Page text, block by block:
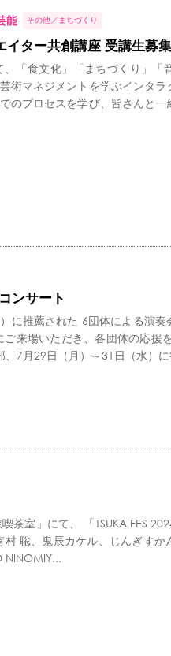
能 その他 まちづくり
イター共創講座 受講生募集
「食文化」「まちづくり」「
マネジメントを学ぶインタラ
のプロセスを学び、皆さんと
ンサート
に推薦された 6団体による演
来場いただき、各団体の応援
7月29日（月）～31日（水）
室」にて、 「TSUKA FES
聡、鬼辰カケル、じんぎすか
NINOMIY...